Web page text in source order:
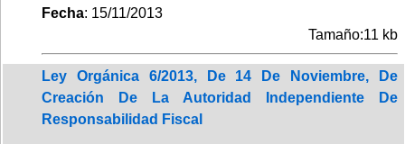
Fecha: 15/11/2013
Tamaño:11 kb
Ley Orgánica 6/2013, De 14 De Noviembre, De
Creación De La Autoridad Independiente De
Responsabilidad Fiscal